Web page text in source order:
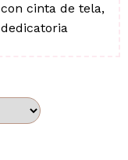
cinta de tela,